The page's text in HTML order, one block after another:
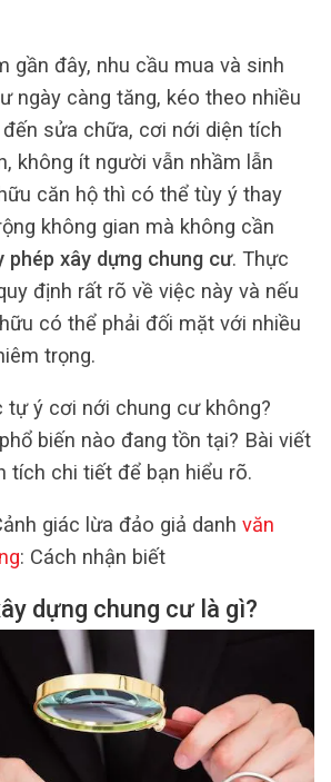
gần đây, nhu cầu mua và sinh
ngày càng tăng, kéo theo nhiều
sửa chữa, cơi nới diện tích
không ít người vẫn nhầm lẫn
căn hộ thì có thể tùy ý thay
không gian mà không cần
phép xây dựng chung cư. Thực
định rất rõ về việc này và nếu
có thể phải đối mặt với nhiều
trọng.
tự ý cơi nới chung cư không?
biến nào đang tồn tại? Bài viết
tích chi tiết để bạn hiểu rõ.
giác lừa đảo giả danh văn
: Cách nhận biết
dựng chung cư là gì?